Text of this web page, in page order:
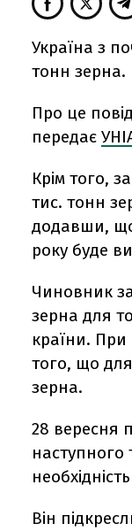
Україна з
тонн зерна.
Про це
передає
Крім того,
тис. тонн
додавши,
року буде
Чиновник
зерна для
країни. При
того, що
зерна.
28 вересня
наступного
Він